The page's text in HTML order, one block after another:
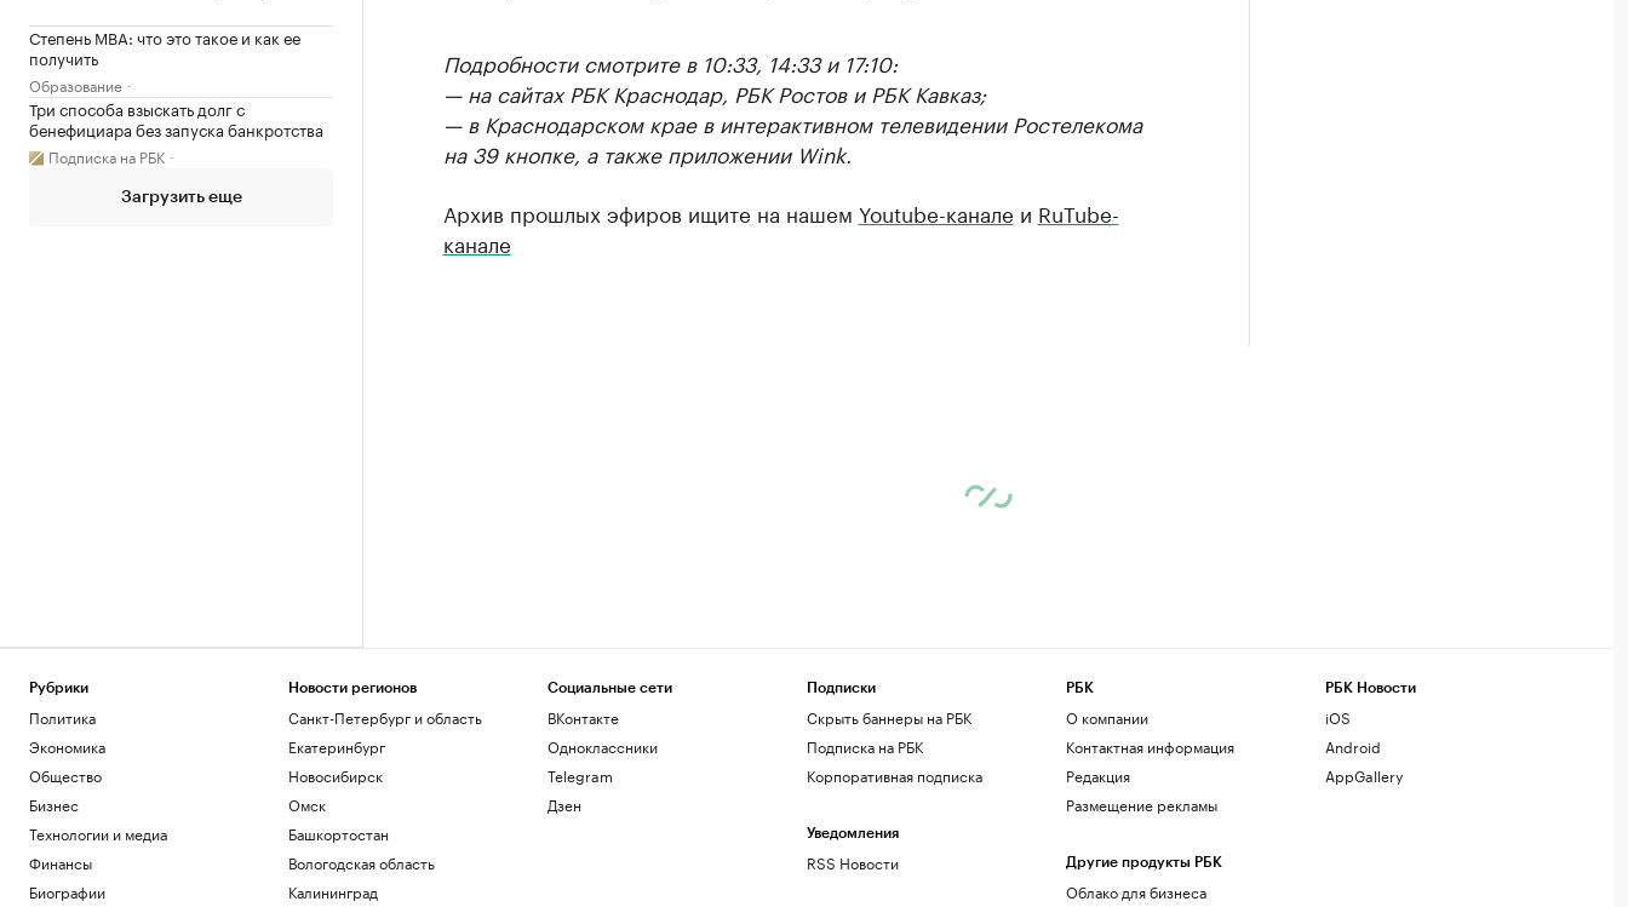
Степень MBA: что это такое и как ее
получить
Образование
Три способа взыскать долг с
бенефициара без запуска банкротства
Подписка на РБК
Загрузить еще
Подробности смотрите в 10:33, 14:33 и 17:10:
— на сайтах РБК Краснодар, РБК Ростов и РБК Кавказ;
— в Краснодарском крае в интерактивном телевидении Ростелекома
на 39 кнопке, а также приложении Wink.
Архив прошлых эфиров ищите на нашем Youtube-канале и RuTube-
канале
Рубрики
Политика
Экономика
Общество
Бизнес
Технологии и медиа
Финансы
Биографии
Новости регионов
Санкт-Петербург и область
Екатеринбург
Новосибирск
Омск
Башкортостан
Вологодская область
Калининград
Социальные сети
ВКонтакте
Одноклассники
Telegram
Дзен
Подписки
Скрыть баннеры на РБК
Подписка на РБК
Корпоративная подписка
Уведомления
RSS Новости
РБК
О компании
Контактная информация
Редакция
Размещение рекламы
Другие продукты РБК
Облако для бизнеса
РБК Новости
iOS
Android
AppGallery